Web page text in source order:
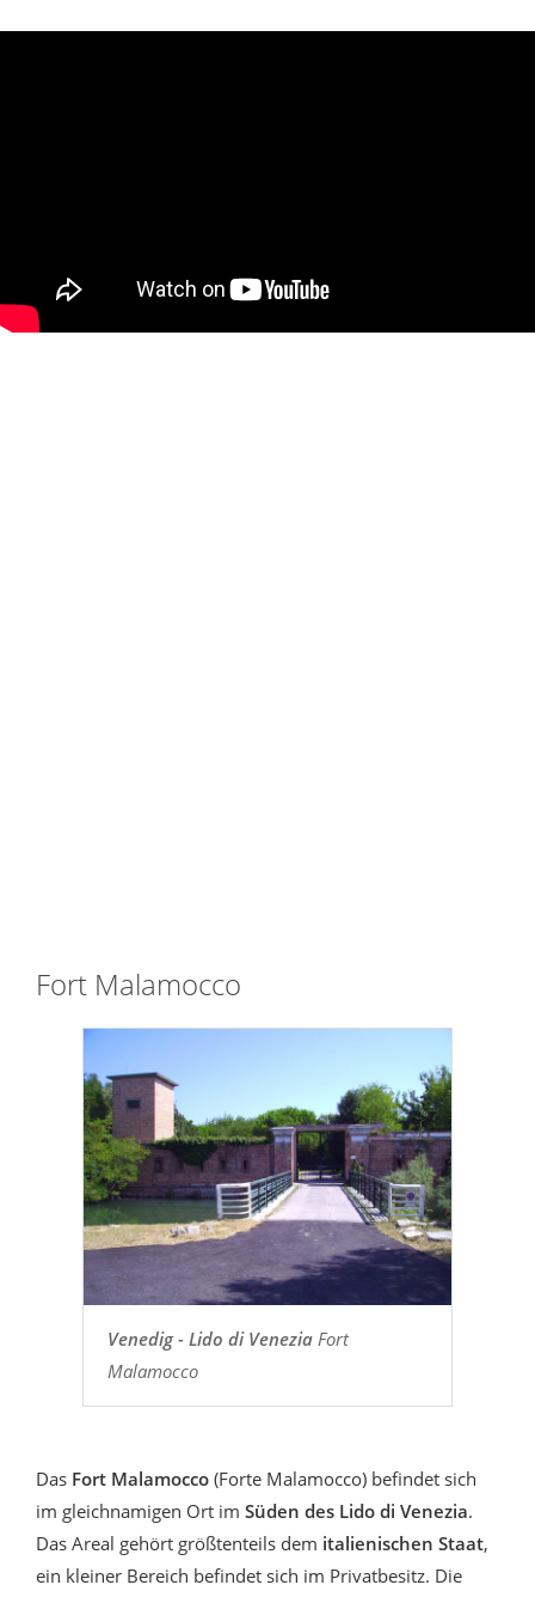
Fort Malamocco
Venedig - Lido di VeneziaFort
Malamocco
Das Fort Malamocco (Forte Malamocco) befindet sich
im gleichnamigen Ort im Süden des Lido di Venezia.
Das Areal gehört größtenteils dem italienischen Staat,
ein kleiner Bereich befindet sich im Privatbesitz. Die